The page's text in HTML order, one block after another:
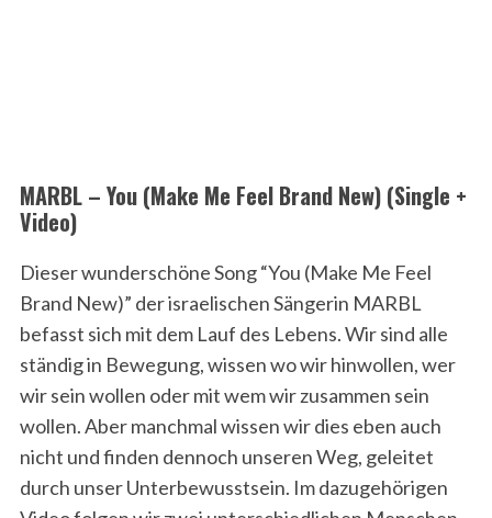
MARBL – You (Make Me Feel Brand New) (Single +
Video)
Dieser wunderschöne Song “You (Make Me Feel
Brand New)” der israelischen Sängerin MARBL
befasst sich mit dem Lauf des Lebens. Wir sind alle
ständig in Bewegung, wissen wo wir hinwollen, wer
wir sein wollen oder mit wem wir zusammen sein
wollen. Aber manchmal wissen wir dies eben auch
nicht und finden dennoch unseren Weg, geleitet
durch unser Unterbewusstsein. Im dazugehörigen